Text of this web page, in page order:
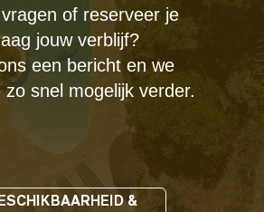
of reserveer je
jouw verblijf?
een bericht en we
zo snel mogelijk verder.
&